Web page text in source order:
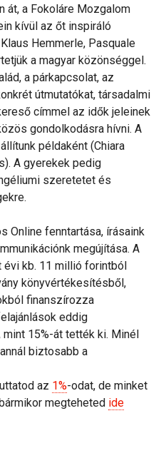
át, a Fokoláre Mozgalom
kívül az őt inspiráló
Hemmerle, Pasquale
a magyar közönséggel.
a párkapcsolat, az
útmutatókat, társadalmi
címmel az idők jeleinek
gondolkodásra hívni. A
példaként (Chiara
A gyerekek pedig
szeretetet és
Online fenntartása, írásaink
megújítása. A
kb. 11 millió forintból
könyvértékesítésből,
finanszírozza
eddig
15%-át tették ki. Minél
biztosabb a
az 1%-odat, de minket
megteheted ide